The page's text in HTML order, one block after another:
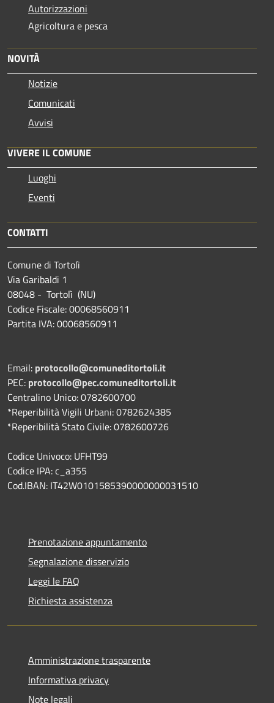
Autorizzazioni
Agricoltura e pesca
NOVITÀ
Notizie
Comunicati
Avvisi
VIVERE IL COMUNE
Luoghi
Eventi
CONTATTI
Comune di Tortolì
Via Garibaldi 1
08048 - Tortolì (NU)
Codice Fiscale: 00068560911
Partita IVA: 00068560911
Email: protocollo@comuneditortoli.it
PEC: protocollo@pec.comuneditortoli.it
Centralino Unico: 0782600700
*Reperibilità Vigili Urbani: 0782624385
*Reperibilità Stato Civile: 0782600726
Codice Univoco: UFHT99
Codice IPA: c_a355
Cod.IBAN: IT42W0101585390000000031510
Prenotazione appuntamento
Segnalazione disservizio
Leggi le FAQ
Richiesta assistenza
Amministrazione trasparente
Informativa privacy
Note legali